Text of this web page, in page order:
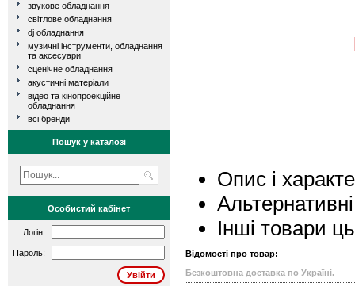
звукове обладнання
світлове обладнання
dj обладнання
музичні інструменти, обладнання
та аксесуари
сценічне обладнання
акустичні матеріали
відео та кінопроекційне
обладнання
всі бренди
Пошук у каталозі
Особистий кабінет
Логін:
Пароль:
Опис і
Інші товари
Відомості про товар:
Безкоштовна доставка по Україні.